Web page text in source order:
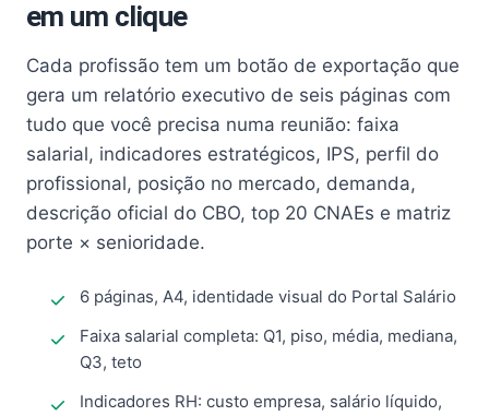
em um clique
Cada profissão tem um botão de exportação que
gera um relatório executivo de seis páginas com
tudo que você precisa numa reunião: faixa
salarial, indicadores estratégicos, IPS, perfil do
profissional, posição no mercado, demanda,
descrição oficial do CBO, top 20 CNAEs e matriz
porte × senioridade.
6 páginas, A4, identidade visual do Portal Salário
Faixa salarial completa: Q1, piso, média, mediana,
Q3, teto
Indicadores RH: custo empresa, salário líquido,